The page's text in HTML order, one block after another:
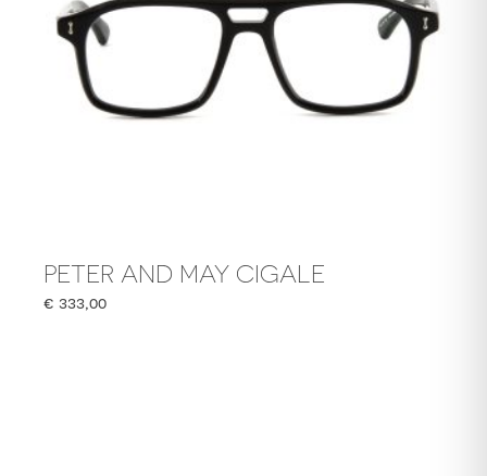
PETER AND MAY CIGALE
€ 333,00